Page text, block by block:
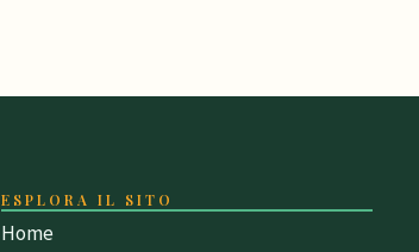
ESPLORA IL SITO
Home